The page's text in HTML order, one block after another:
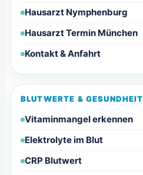
Hausarzt Nymphenburg
Hausarzt Termin München
Kontakt & Anfahrt
BLUTWERTE & GESUNDHEIT
Vitaminmangel erkennen
Elektrolyte im Blut
CRP Blutwert